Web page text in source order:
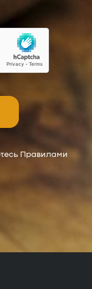
Правилами